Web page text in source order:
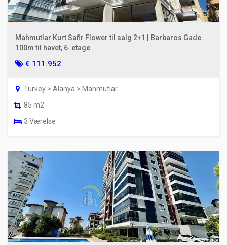
Mahmutlar Kurt Safir Flower til salg 2+1 | Barbaros Gade.
100m til havet, 6. etage
€ 111.952
Turkey > Alanya > Mahmutlar
85 m2
3 Værelse